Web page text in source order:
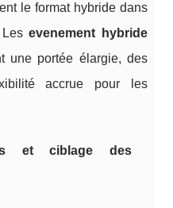
le format hybride dans
Lesevenement hybride
une portée élargie, des
accrue pour les
et ciblage des